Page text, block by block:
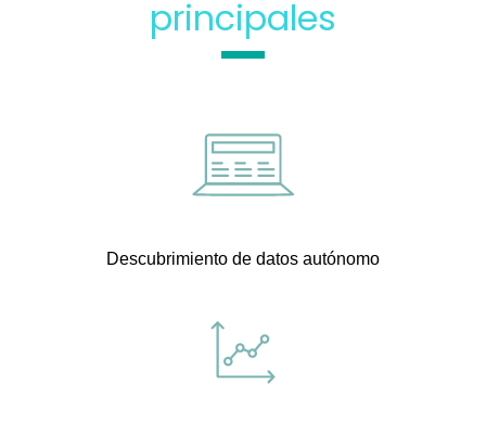
principales
Descubrimiento de datos autónomo